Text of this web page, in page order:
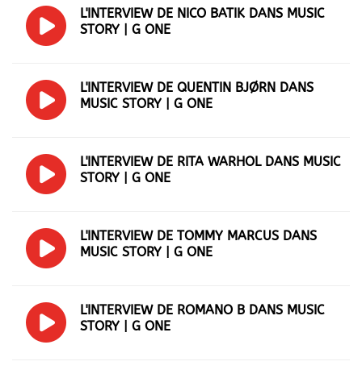
L'INTERVIEW DE NICO BATIK DANS MUSIC
STORY | G ONE
L'INTERVIEW DE QUENTIN BJØRN DANS
MUSIC STORY | G ONE
L'INTERVIEW DE RITA WARHOL DANS MUSIC
STORY | G ONE
L'INTERVIEW DE TOMMY MARCUS DANS
MUSIC STORY | G ONE
L'INTERVIEW DE ROMANO B DANS MUSIC
STORY | G ONE